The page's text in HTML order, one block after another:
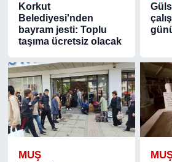
Korkut
Belediyesi'nden
bayram jesti: Toplu
taşıma ücretsiz olacak
MUŞ